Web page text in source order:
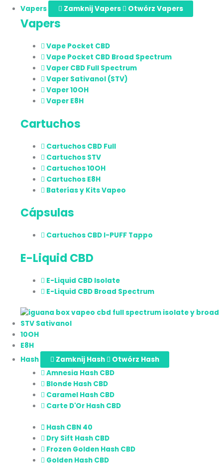
Vapers Zamknij Vapers Otwórz Vapers
Vapers
Vape Pocket CBD
Vape Pocket CBD Broad Spectrum
Vaper CBD Full Spectrum
Vaper Sativanol (STV)
Vaper 10OH
Vaper E8H
Cartuchos
Cartuchos CBD Full
Cartuchos STV
Cartuchos 10OH
Cartuchos E8H
Baterías y Kits Vapeo
Cápsulas
Cartuchos CBD I-PUFF Tappo
E-Liquid CBD
E-Liquid CBD Isolate
E-Liquid CBD Broad Spectrum
STV Sativanol
10OH
E8H
Hash
Zamknij Hash
Otwórz Hash
Amnesia Hash CBD
Blonde Hash CBD
Caramel Hash CBD
Carte D'Or Hash CBD
Hash CBN 40
Dry Sift Hash CBD
Frozen Golden Hash CBD
Golden Hash CBD